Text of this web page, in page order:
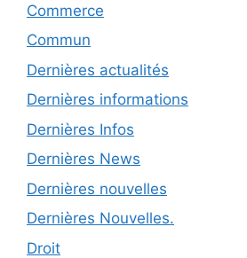
Commerce
Commun
Dernières actualités
Dernières informations
Dernières Infos
Dernières News
Dernières nouvelles
Dernières Nouvelles.
Droit